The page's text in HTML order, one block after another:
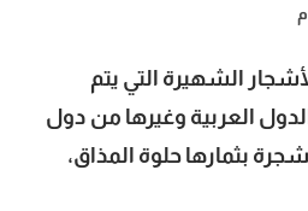
الشهيرة التي يتم
العربية وغيرها من دول
بثمارها حلوة المذاق،